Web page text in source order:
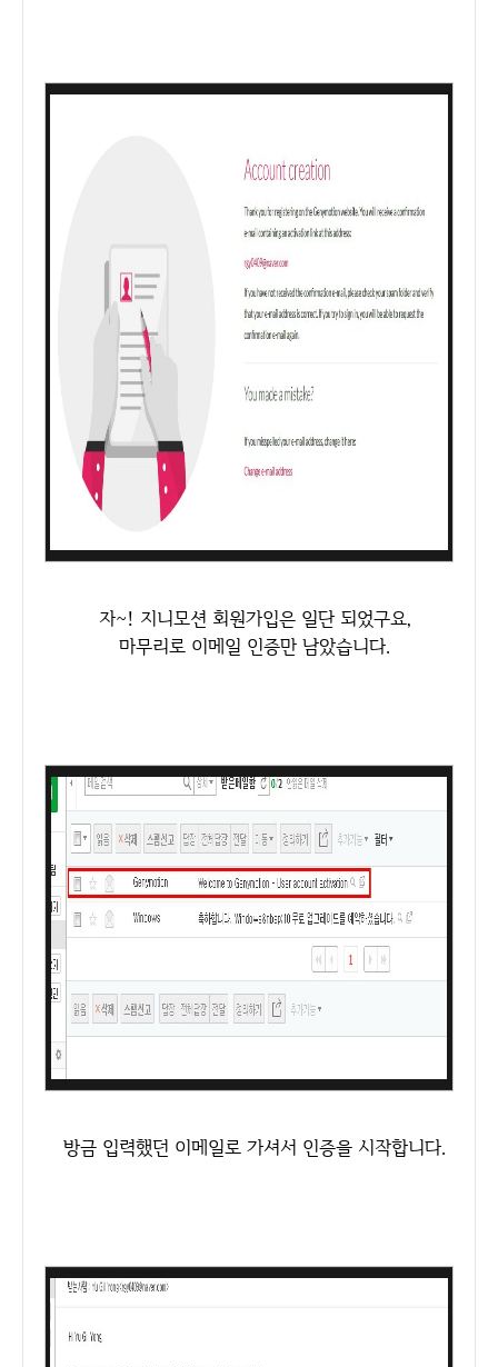
자~! 지니모션 회원가입은 일단 되었구요,
마무리로 이메일 인증만 남았습니다.
방금 입력했던 이메일로 가셔서 인증을 시작합니다.